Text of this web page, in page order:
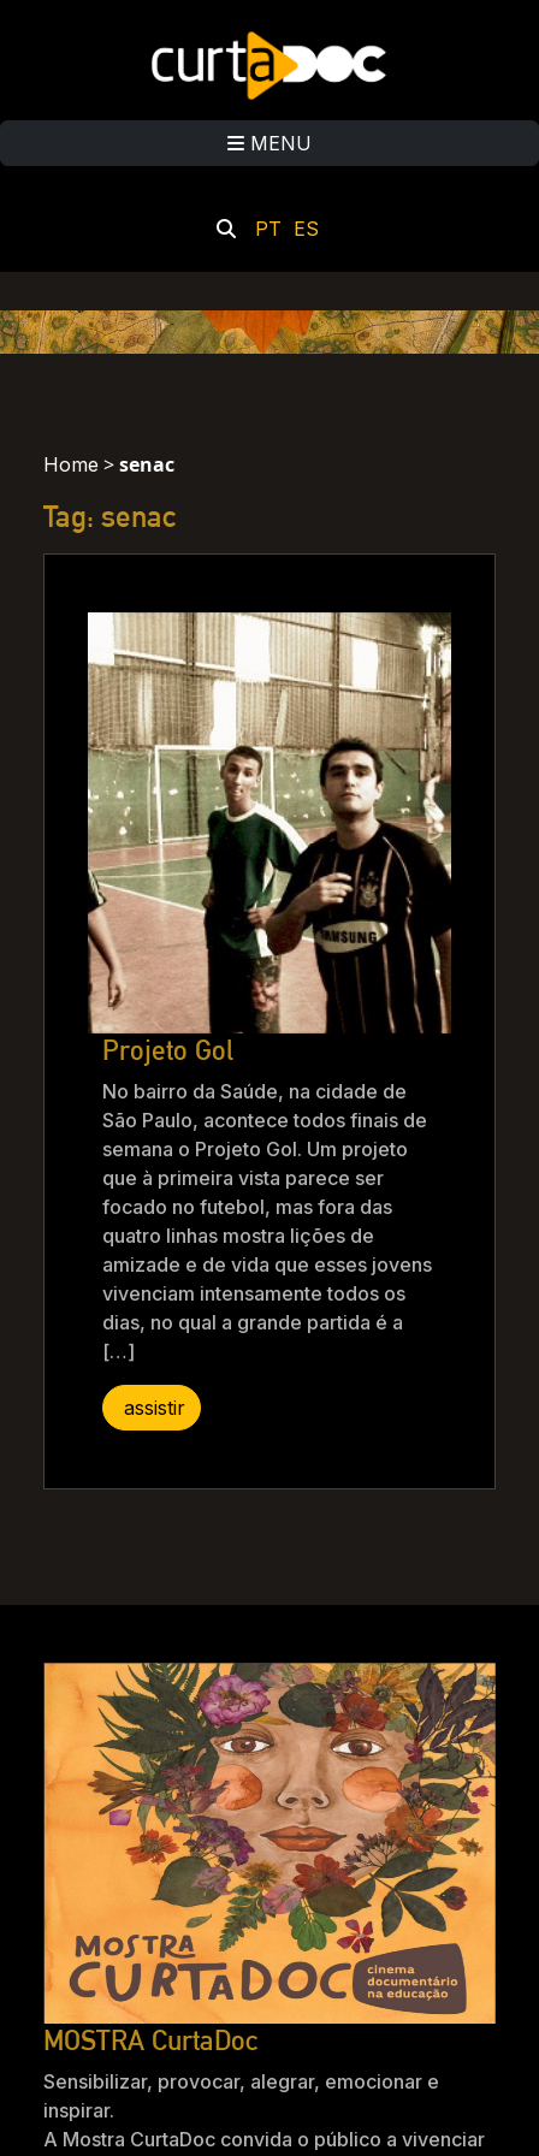
MENU
PT ES
Home >senac
Tag: senac
Projeto Gol
No bairro da Saúde, na cidade de
São Paulo, acontece todos finais de
semana o Projeto Gol. Um projeto
que à primeira vista parece ser
focado no futebol, mas fora das
quatro linhas mostra lições de
amizade e de vida que esses jovens
vivenciam intensamente todos os
dias, no qual a grande partida é a
[…]
assistir
MOSTRA CurtaDoc
Sensibilizar, provocar, alegrar, emocionar e
inspirar.
A Mostra CurtaDoc convida o público a vivenciar